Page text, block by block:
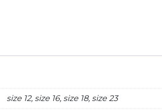
size 12, size 16, size 18, size 23